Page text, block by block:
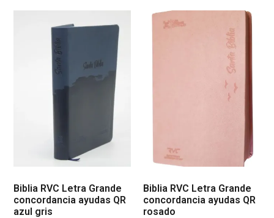
Biblia RVC Letra Grande
concordancia ayudas QR
azul gris
Biblia RVC Letra Grande
concordancia ayudas QR
rosado